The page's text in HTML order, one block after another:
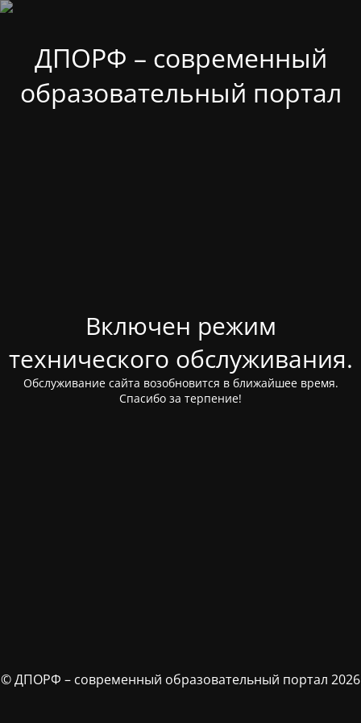
ДПОРФ – современный
образовательный портал
Включен режим
технического обслуживания.
Обслуживание сайта возобновится в ближайшее время.
Спасибо за терпение!
© ДПОРФ – современный образовательный портал 2026